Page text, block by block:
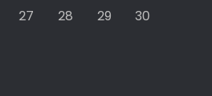
27 28 29
30